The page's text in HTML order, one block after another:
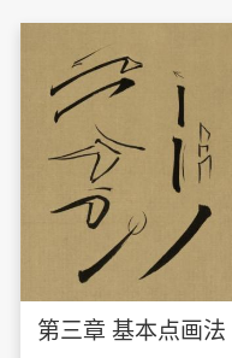
第三章 基本点画法